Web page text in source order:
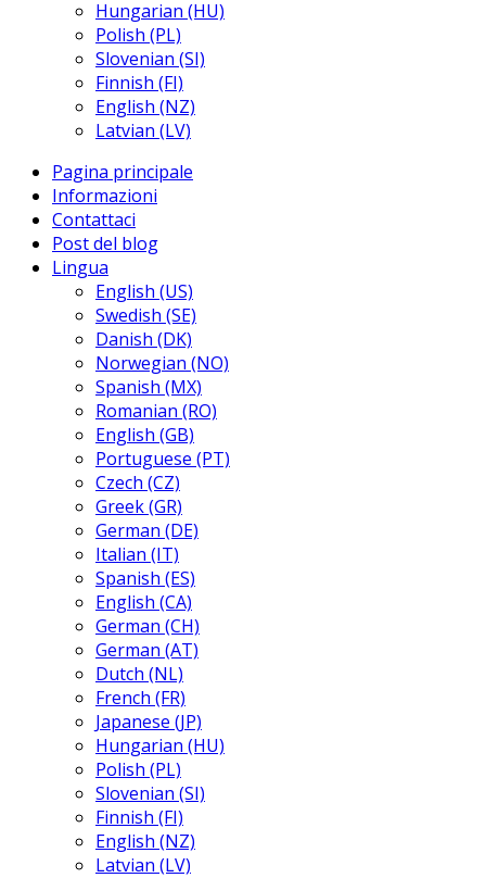
Hungarian (HU)
Polish (PL)
Slovenian (SI)
Finnish (FI)
English (NZ)
Latvian (LV)
Pagina principale
Informazioni
Contattaci
Post del blog
Lingua
English (US)
Swedish (SE)
Danish (DK)
Norwegian (NO)
Spanish (MX)
Romanian (RO)
English (GB)
Portuguese (PT)
Czech (CZ)
Greek (GR)
German (DE)
Italian (IT)
Spanish (ES)
English (CA)
German (CH)
German (AT)
Dutch (NL)
French (FR)
Japanese (JP)
Hungarian (HU)
Polish (PL)
Slovenian (SI)
Finnish (FI)
English (NZ)
Latvian (LV)